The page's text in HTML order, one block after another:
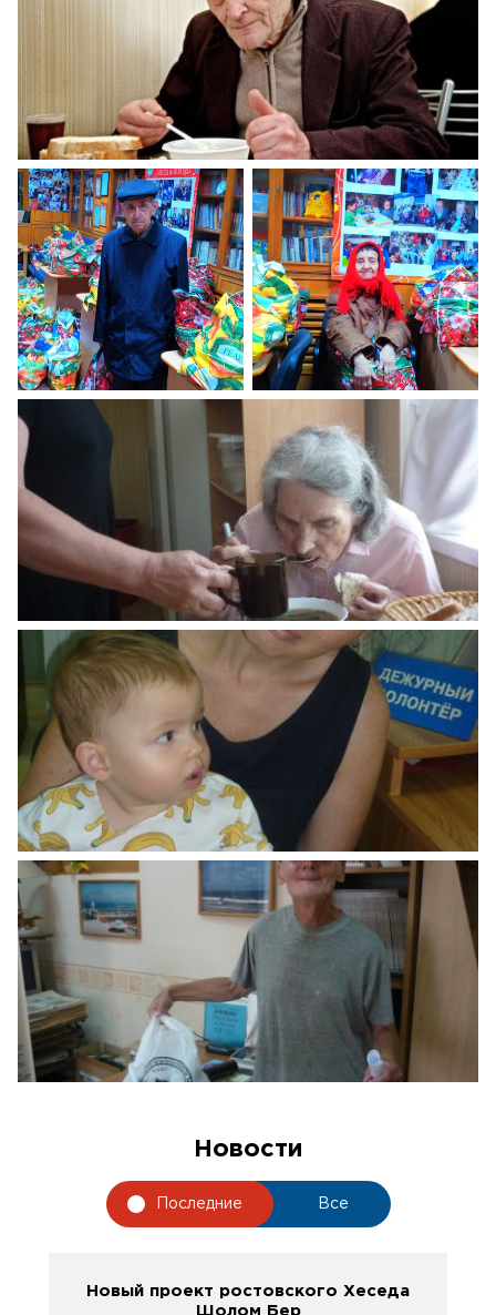
Новости
Последние Все
Новый проект ростовского Хеседа
Шолом Бер